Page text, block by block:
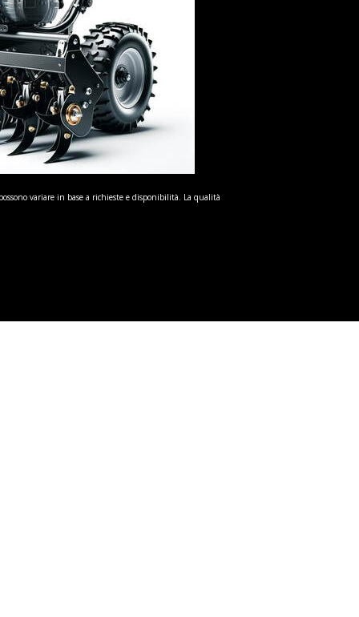
variare in base a richieste e disponibilità. La qualità